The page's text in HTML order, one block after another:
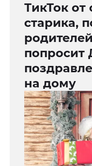
ТикТок от
старика,
попросит
на дому